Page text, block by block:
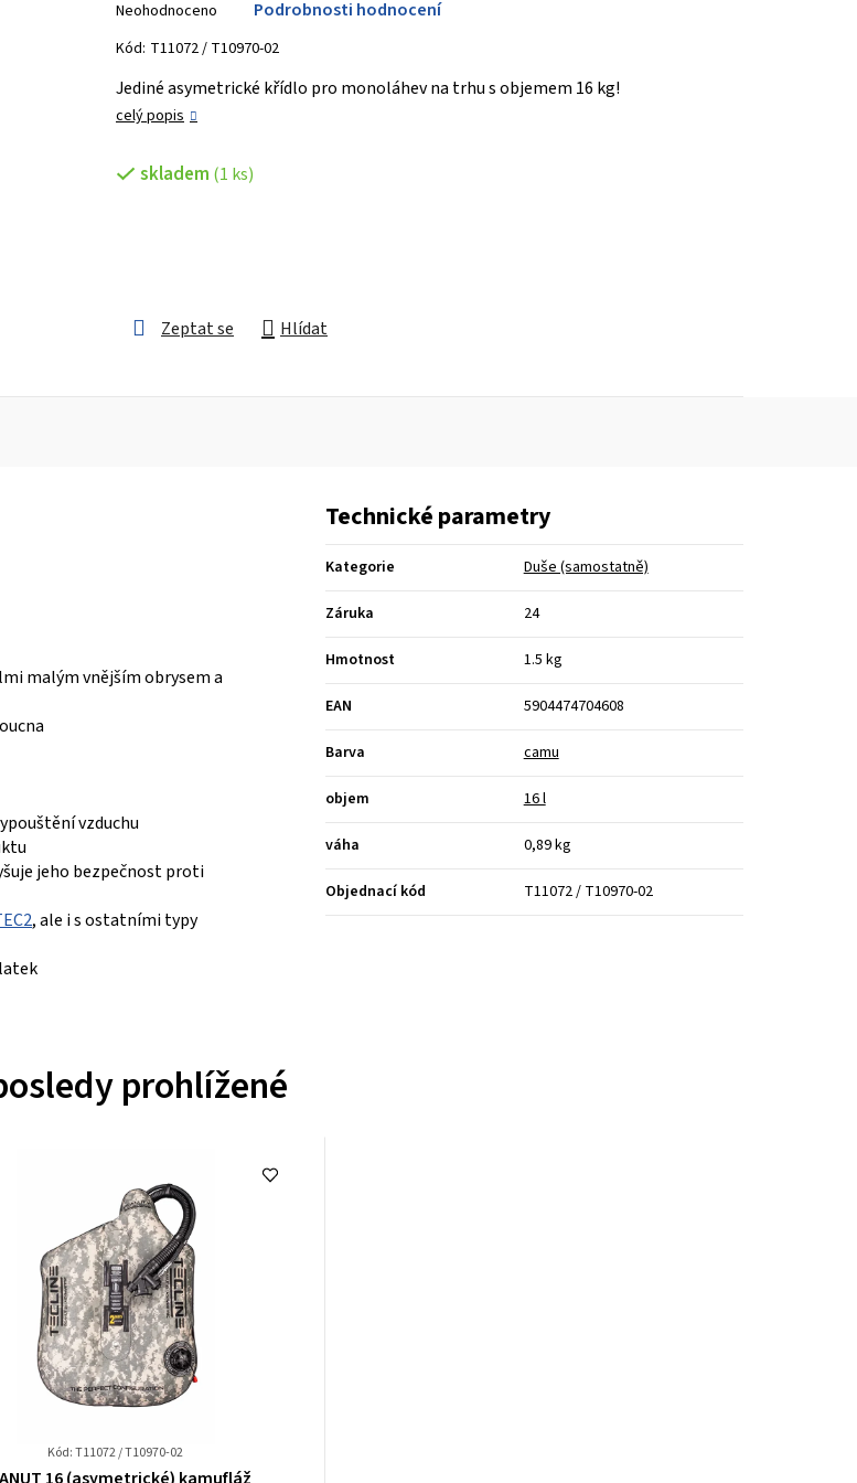
hodnocení
produktu
0,0
z 5
Neohodnoceno Podrobnosti hodnocení
Kód: T11072 / T10970-02
Jediné asymetrické křídlo pro monoláhev na trhu s objemem 16 kg!
celý popis
skladem (1 ks)
Zeptat se Hlídat
malým vnějším obrysem a
vzduchu
jeho bezpečnost proti
, ale i s ostatními typy
Technické parametry
Kategorie Duše (samostatně)
Záruka 24
Hmotnost 1.5 kg
EAN 5904474704608
Barva camu
objem 16 l
váha 0,89 kg
Objednací kód T11072 / T10970-02
prohlížené
Kód: T11072 / T10970-02
Průměrné